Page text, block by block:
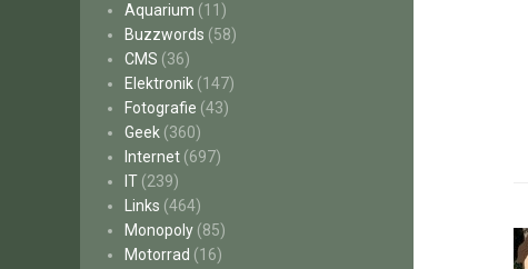
Aquarium (11)
Buzzwords (58)
CMS (36)
Elektronik (147)
Fotografie (43)
Geek (360)
Internet (697)
IT (239)
Links (464)
Monopoly (85)
Motorrad (16)